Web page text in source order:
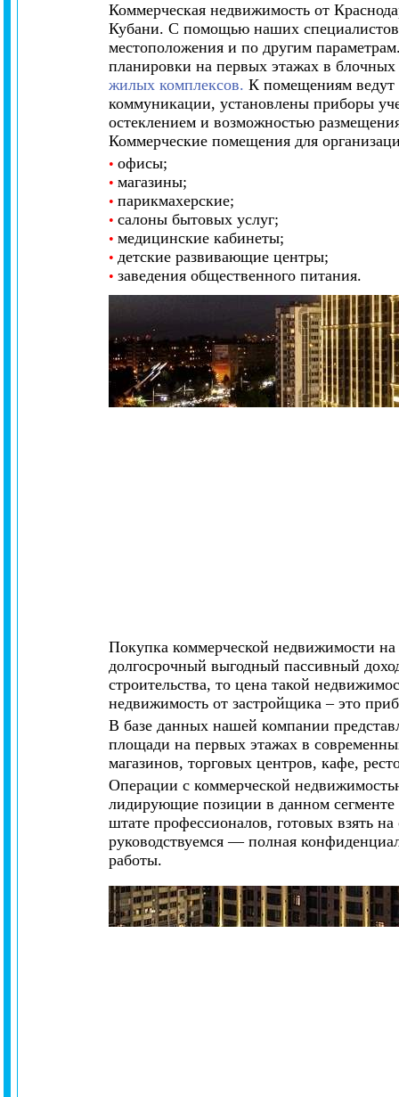
Коммерческая недвижимость от
Кубани. С помощью наших
местоположения и по другим
планировки на первых этажах в
жилых комплексов. К помещениям ведут
коммуникации, установлены приборы
остеклением и возможностью
Коммерческие помещения для
• офисы;
• магазины;
• парикмахерские;
• салоны бытовых услуг;
• медицинские кабинеты;
• детские развивающие центры;
• заведения общественного питания.
Покупка коммерческой недвижимости
долгосрочный выгодный пассивный
строительства, то цена такой
недвижимость от застройщика – это
В базе данных нашей компании
площади на первых этажах в
магазинов, торговых центров, кафе,
Операции с коммерческой
лидирующие позиции в данном
штате профессионалов, готовых взять
руководствуемся — полная
работы.